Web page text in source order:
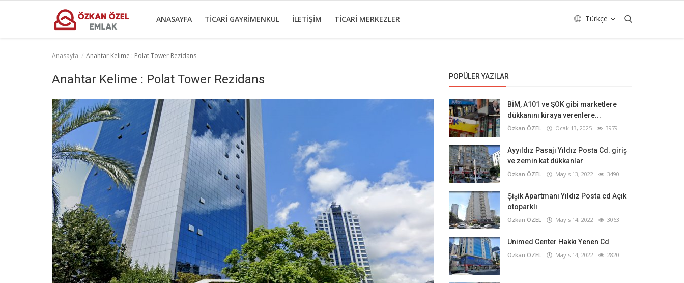
ANASAYFA TICARI GAYRIMENKUL İLETIŞIM TICARI MERKEZLER Türkçe
Ticari Merkezler
Anasayfa Anahtar Kelime : Polat Tower Rezidans
Anahtar Kelime : Polat Tower Rezidans POPÜLER YAZILAR
BİM, A101 ve ŞOK gibi marketlere
dükkanını kiraya verenlere...
Özkan ÖZEL Ocak 13, 2025 3979
Ayyıldız Pasajı Yıldız Posta Cd. giriş
ve zemin kat dükkanlar
Özkan ÖZEL Mayıs 13, 2022 3490
Şişik Apartmanı Yıldız Posta cd Açık
otoparklı
Özkan ÖZEL Mayıs 14, 2022 3063
Unimed Center Hakkı Yenen Cd
Özkan ÖZEL Mayıs 14, 2022 2820